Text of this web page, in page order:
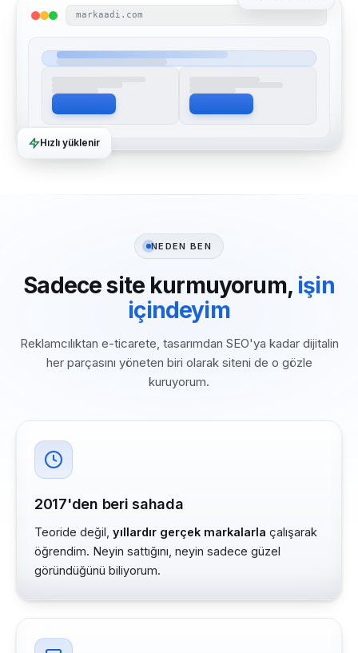
markaadi.com
Hızlı yüklenir
NEDEN BEN
Sadece site kurmuyorum, işin
içindeyim
Reklamcılıktan e-ticarete, tasarımdan SEO'ya kadar dijitalin
her parçasını yöneten biri olarak siteni de o gözle
kuruyorum.
2017'den beri sahada
Teoride değil, yıllardır gerçek markalarla çalışarak
öğrendim. Neyin sattığını, neyin sadece güzel
göründüğünü biliyorum.